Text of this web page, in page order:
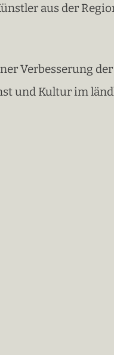
aus der
Verbesserung
und Kultur im